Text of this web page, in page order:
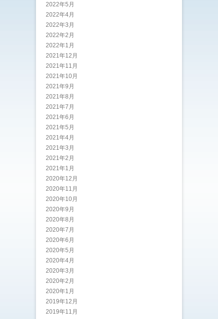
2022年5月
2022年4月
2022年3月
2022年2月
2022年1月
2021年12月
2021年11月
2021年10月
2021年9月
2021年8月
2021年7月
2021年6月
2021年5月
2021年4月
2021年3月
2021年2月
2021年1月
2020年12月
2020年11月
2020年10月
2020年9月
2020年8月
2020年7月
2020年6月
2020年5月
2020年4月
2020年3月
2020年2月
2020年1月
2019年12月
2019年11月